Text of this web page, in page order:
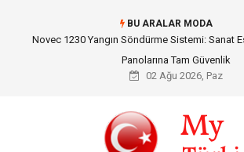
BU ARALAR MODA
Skoda Yedek Parça Seçiminde Teknik
02 Ağu 2026, Paz